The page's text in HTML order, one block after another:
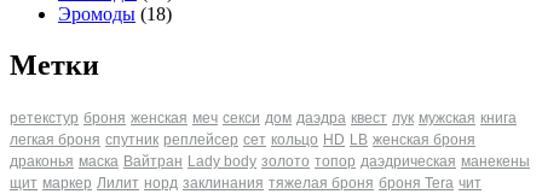
Эромоды (18)
Метки
ретекстур броня женская меч секси дом даэдра квест лук мужская книга
легкая броня спутник реплейсер сет кольцо HD LB женская броня
драконья маска Вайтран Lady body золото топор даэдрическая манекены
щит маркер Лилит норд заклинания тяжелая броня броня Tera чит